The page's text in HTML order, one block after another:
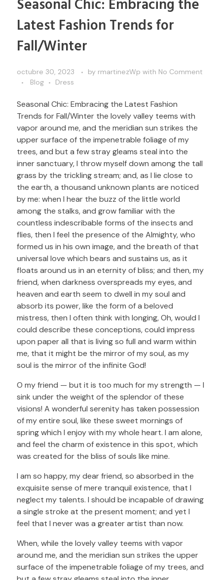
Seasonal Chic: Embracing the
Latest Fashion Trends for
Fall/Winter
octubre 30, 2023 by rmartinezWp with No Comment
Blog
Dress
Seasonal Chic: Embracing the Latest Fashion
Trends for Fall/Winter the lovely valley teems with
vapor around me, and the meridian sun strikes the
upper surface of the impenetrable foliage of my
trees, and but a few stray gleams steal into the
inner sanctuary, I throw myself down among the tall
grass by the trickling stream; and, as I lie close to
the earth, a thousand unknown plants are noticed
by me: when I hear the buzz of the little world
among the stalks, and grow familiar with the
countless indescribable forms of the insects and
flies, then I feel the presence of the Almighty, who
formed us in his own image, and the breath of that
universal love which bears and sustains us, as it
floats around us in an eternity of bliss; and then, my
friend, when darkness overspreads my eyes, and
heaven and earth seem to dwell in my soul and
absorb its power, like the form of a beloved
mistress, then I often think with longing, Oh, would I
could describe these conceptions, could impress
upon paper all that is living so full and warm within
me, that it might be the mirror of my soul, as my
soul is the mirror of the infinite God!
O my friend — but it is too much for my strength — I
sink under the weight of the splendor of these
visions! A wonderful serenity has taken possession
of my entire soul, like these sweet mornings of
spring which I enjoy with my whole heart. I am alone,
and feel the charm of existence in this spot, which
was created for the bliss of souls like mine.
I am so happy, my dear friend, so absorbed in the
exquisite sense of mere tranquil existence, that I
neglect my talents. I should be incapable of drawing
a single stroke at the present moment; and yet I
feel that I never was a greater artist than now.
When, while the lovely valley teems with vapor
around me, and the meridian sun strikes the upper
surface of the impenetrable foliage of my trees, and